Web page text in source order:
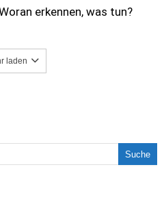
erkennen, was tun?
laden